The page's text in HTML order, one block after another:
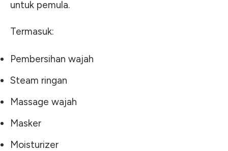
untuk pemula.
Termasuk:
Pembersihan wajah
Steam ringan
Massage wajah
Masker
Moisturizer